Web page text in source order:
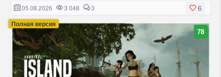
6
05.08.2026 3 048 3
Полная версия
78